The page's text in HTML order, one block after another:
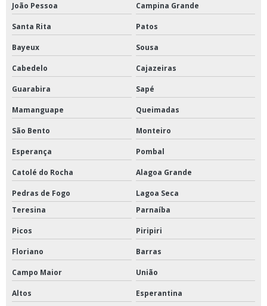
João Pessoa
Campina Grande
Santa Rita Patos
Bayeux Sousa
Cabedelo Cajazeiras
Guarabira Sapé
Mamanguape Queimadas
São Bento Monteiro
Esperança Pombal
Catolé do Rocha Alagoa Grande
Pedras de Fogo
Lagoa Seca
Teresina
Parnaíba
Picos Piripiri
Floriano Barras
Campo Maior União
Altos Esperantina